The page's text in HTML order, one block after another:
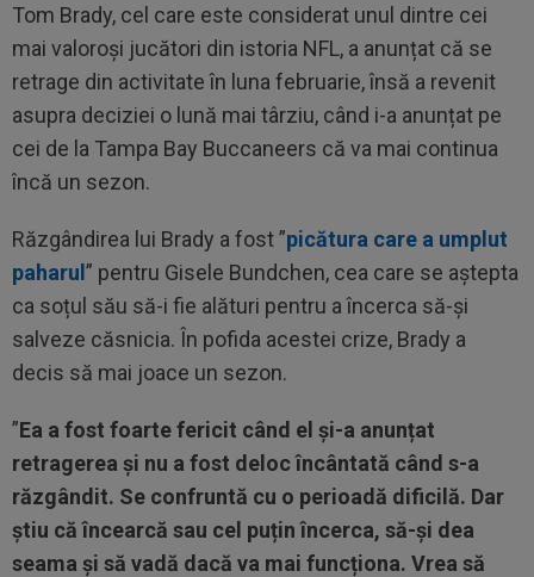
Tom Brady, cel care este considerat unul dintre cei
mai valoroși jucători din istoria NFL, a anunțat că se
retrage din activitate în luna februarie, însă a revenit
asupra deciziei o lună mai târziu, când i-a anunțat pe
cei de la Tampa Bay Buccaneers că va mai continua
încă un sezon.
Răzgândirea lui Brady a fost ”picătura care a umplut
paharul” pentru Gisele Bundchen, cea care se aștepta
ca soțul său să-i fie alături pentru a încerca să-și
salveze căsnicia. În pofida acestei crize, Brady a
decis să mai joace un sezon.
”Ea a fost foarte fericit când el și-a anunțat
retragerea și nu a fost deloc încântată când s-a
răzgândit. Se confruntă cu o perioadă dificilă. Dar
știu că încearcă sau cel puțin încerca, să-și dea
seama și să vadă dacă va mai funcționa. Vrea să